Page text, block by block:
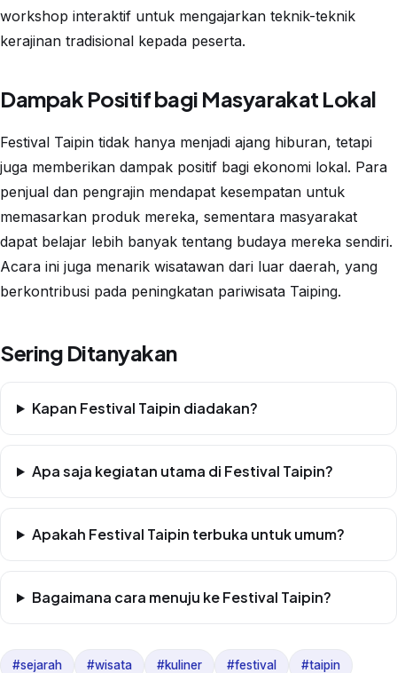
workshop interaktif untuk mengajarkan teknik-teknik
kerajinan tradisional kepada peserta.
Dampak Positif bagi Masyarakat Lokal
Festival Taipin tidak hanya menjadi ajang hiburan, tetapi
juga memberikan dampak positif bagi ekonomi lokal. Para
penjual dan pengrajin mendapat kesempatan untuk
memasarkan produk mereka, sementara masyarakat
dapat belajar lebih banyak tentang budaya mereka sendiri.
Acara ini juga menarik wisatawan dari luar daerah, yang
berkontribusi pada peningkatan pariwisata Taiping.
Sering Ditanyakan
Kapan Festival Taipin diadakan?
Apa saja kegiatan utama di Festival Taipin?
Apakah Festival Taipin terbuka untuk umum?
Bagaimana cara menuju ke Festival Taipin?
#sejarah #wisata #kuliner #festival #taipin